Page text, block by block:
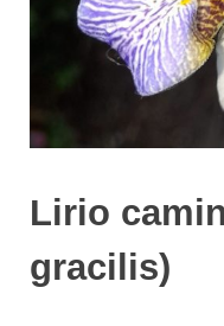
Lirio
gracilis)